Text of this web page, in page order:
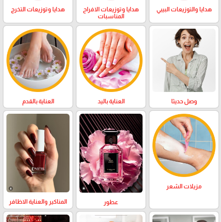
هدايا والتوزيعات البيبي
هدايا وتوزيعات الافراح
المناسبات
هدايا وتوزيعات التخرج
وصل حديثا العناية باليد العناية بالقدم
مزيلات الشعر
عطور المناكير والعناية الاظافر